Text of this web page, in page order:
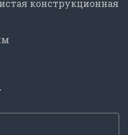
конструкционная